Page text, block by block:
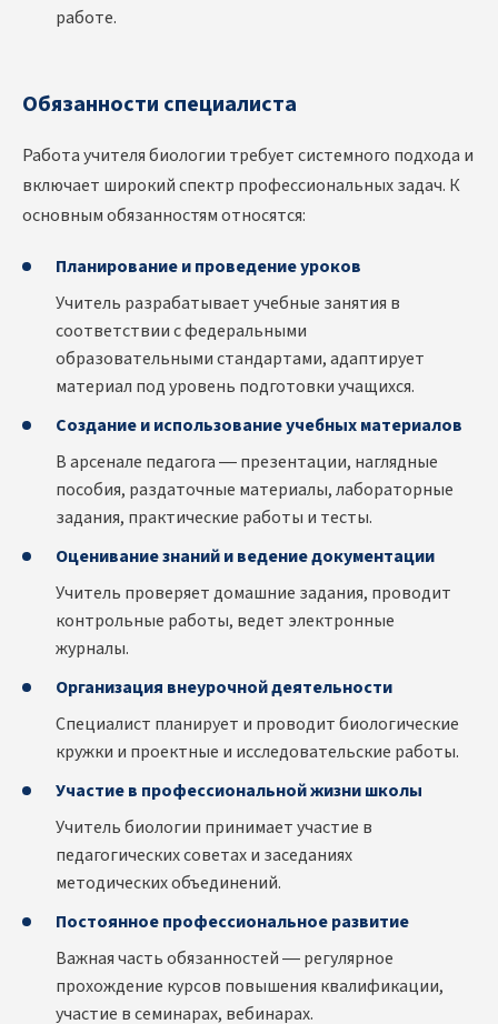
работе.
Обязанности специалиста
Работа учителя биологии требует системного подхода и
включает широкий спектр профессиональных задач. К
основным обязанностям относятся:
Планирование и проведение уроков
Учитель разрабатывает учебные занятия в
соответствии с федеральными
образовательными стандартами, адаптирует
материал под уровень подготовки учащихся.
Создание и использование учебных материалов
В арсенале педагога — презентации, наглядные
пособия, раздаточные материалы, лабораторные
задания, практические работы и тесты.
Оценивание знаний и ведение документации
Учитель проверяет домашние задания, проводит
контрольные работы, ведет электронные
журналы.
Организация внеурочной деятельности
Специалист планирует и проводит биологические
кружки и проектные и исследовательские работы.
Участие в профессиональной жизни школы
Учитель биологии принимает участие в
педагогических советах и заседаниях
методических объединений.
Постоянное профессиональное развитие
Важная часть обязанностей — регулярное
прохождение курсов повышения квалификации,
участие в семинарах, вебинарах.